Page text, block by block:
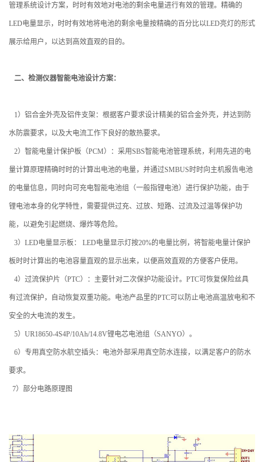
管理系统设计方案，时时有效地对电池的剩余电量进行有效的管理。精确的
LED电量显示，时时有效地将电池的剩余电量按精确的百分比以LED亮灯的形式
展示给用户，以达到高效直观的目的。
二、检测仪器智能电池设计方案：
1 ）铝合金外壳及铝件支架： 根据客户要求设计精美的铝合金外壳，并达到防
水防震要求，以及大电流工作下良好的散热要求。
2）智能电量计保护板（PCM）： 采用SBS智能电池管理系统，利用先进的电
量计算原理精确时时的计算出电池的电量，并通过SMBUS时时向主机报告电池
的电量信息，同时向可充电智能电池组（一般指锂电池）进行保护功能，由于
锂电池本身的化学特性，需要提供过充、过放、短路、过流及过温等保护功
能，以避免引起燃烧、爆炸等危险。
3） LED电量显示板： LED电量显示灯按20%的电量比例，将智能电量计保护
板时时计算出的电池容量直观的显示出来，以便高效直观的方便客户使用。
4）过流保护片（PTC）： 主要针对二次保护功能设计。 PTC可恢复保险丝具
有过流保护，自动恢复双重功能。电池产品里的PTC可以防止电池高温放电和不
安全的大电流的发生。
5） UR18650-4S4P/10Ah/14.8V锂电芯电池组（SANYO）。
6）专用真空防水航空插头： 电池外部采用真空防水连接，以满足客户的防水
要求。
7）部分电路原理图